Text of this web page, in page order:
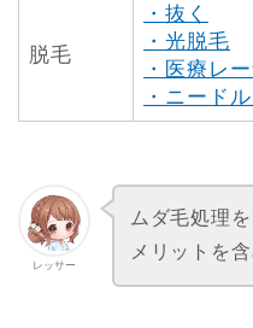
脱毛
・抜く
・光脱毛
・医療レ
・ニード
レッサー
ムダ毛処理
メリットを